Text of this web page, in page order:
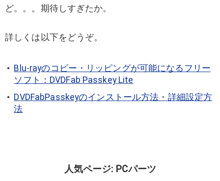
ど。。。期待しすぎたか。
詳しくは以下をどうぞ。
Blu-rayのコピー・リッピングが可能になるフリー
ソフト：DVDFab Passkey Lite
DVDFabPasskeyのインストール方法・詳細設定方
法
人気ページ: PCパーツ